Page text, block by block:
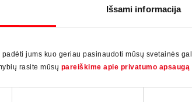
Išsami informacija
jums kuo geriau pasinaudoti mūsų svetainės
rasite mūsų pareiškime apie privatumo apsaugą
vyriai Roto AL Designo taip
į tai, ko ieškojome.“